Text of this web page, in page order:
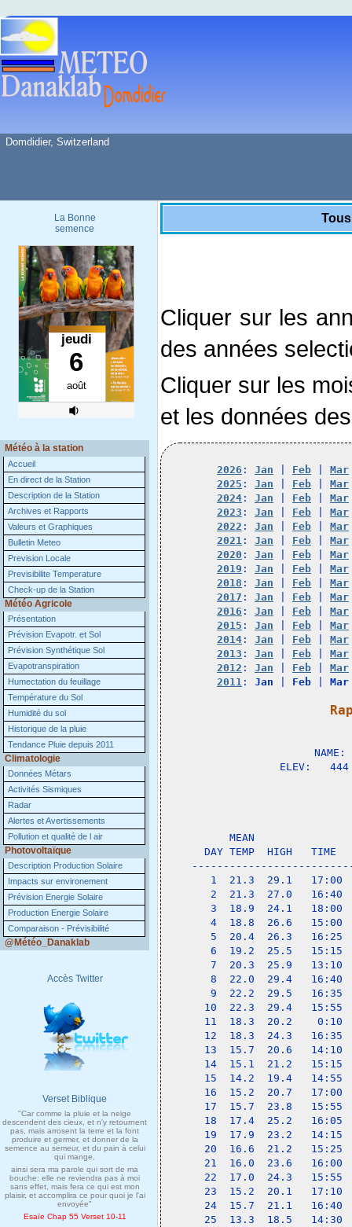
Domdidier, Switzerland
La Bonne
semence
Météo à la station
Accueil
En direct de la Station
Description de la Station
Archives et Rapports
Valeurs et Graphiques
Bulletin Meteo
Prevision Locale
Previsibilite Temperature
Check-up de la Station
Météo Agricole
Présentation
Prévision Evapotr. et Sol
Prévision Synthétique Sol
Evapotranspiration
Humectation du feuillage
Température du Sol
Humidité du sol
Historique de la pluie
Tendance Pluie depuis 2011
Climatologie
Données Métars
Activités Sismiques
Radar
Alertes et Avertissements
Pollution et qualité de l air
Photovoltaïque
Description Production Solaire
Impacts sur environement
Prévision Energie Solaire
Production Energie Solaire
Comparaison - Prévisibilité
@Météo_Danaklab
Accès Twitter
Verset Biblique
"Car comme la pluie et la neige
descendent des cieux, et n'y retournent
pas, mais arrosent la terre et la font
produire et germer, et donner de la
semence au semeur, et du pain à celui
qui mange,
ainsi sera ma parole qui sort de ma
bouche: elle ne reviendra pas à moi
sans effet, mais fera ce qui est mon
plaisir, et accomplira ce pour quoi je l'ai
envoyée"
Esaïe Chap 55 Verset 10-11
Cliquer sur les
des années
Cliquer sur les
et les données
2026 : Jan Feb Mar
2025 : Jan Feb Mar
2024 : Jan Feb Mar
2023 : Jan Feb Mar
2022 : Jan Feb Mar
2021 : Jan Feb Mar
2020 : Jan Feb Mar
2019 : Jan Feb Mar
2018 : Jan Feb Mar
2017 : Jan Feb Mar
2016 : Jan Feb Mar
2015 : Jan Feb Mar
2014 : Jan Feb Mar
2013 : Jan Feb Mar
2012 : Jan Feb Mar
2011 : Jan Feb Mar
ELEV:
MEAN
DAY TEMP  HIGH   TIME
1  21.3  29.1
2  21.3  27.0
3  18.9  24.1
4  18.8  26.6
5  20.4  26.3
6  19.2  25.5
7  20.3  25.9
8  22.0  29.4
9  22.2  29.5
10  22.3  29.4
11  18.3  20.2
12  18.3  24.3
13  15.7  20.6
14  15.1  21.2
15  14.2  19.4
16  15.2  20.7
17  15.7  23.8
18  17.4  25.2
19  17.9  23.2
20  16.6  21.2
21  16.0  23.6
22  17.0  24.3
23  15.2  20.1
24  15.7  21.1
25  13.3  18.5